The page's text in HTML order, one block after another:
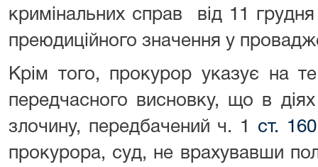
кримінальних справ від 11
преюдиційного значення у
Крім того, прокурор указує на
передчасного висновку, що в
злочину, передбачений ч. 1 ст.
прокурора, суд, не врахувавши